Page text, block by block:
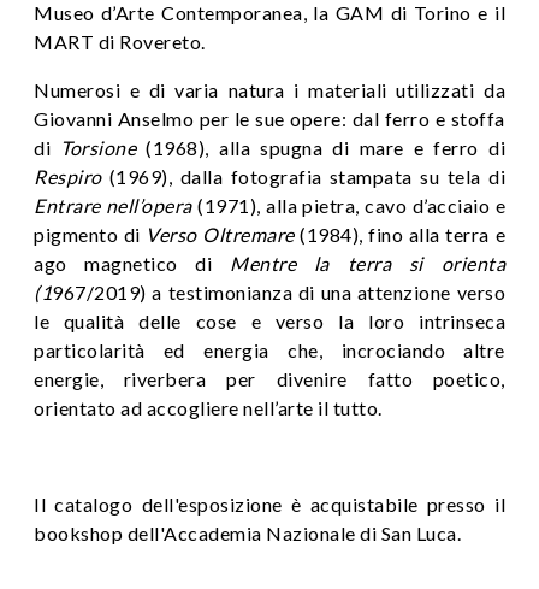
Museo d’Arte Contemporanea, la GAM di Torino e il
MART di Rovereto.
Numerosi e di varia natura i materiali utilizzati da
Giovanni Anselmo per le sue opere: dal ferro e stoffa
di Torsione(1968), alla spugna di mare e ferro di
Respiro(1969), dalla fotografia stampata su tela di
Entrare nell’opera(1971), alla pietra, cavo d’acciaio e
pigmento di Verso Oltremare(1984), fino alla terra e
ago magnetico di Mentre la terra si orienta
(1967/2019) a testimonianza di una attenzione verso
le qualità delle cose e verso la loro intrinseca
particolarità ed energia che, incrociando altre
energie, riverbera per divenire fatto poetico,
orientato ad accogliere nell’arte il tutto.
Il catalogo dell'esposizione è acquistabile presso il
bookshop dell'Accademia Nazionale di San Luca.